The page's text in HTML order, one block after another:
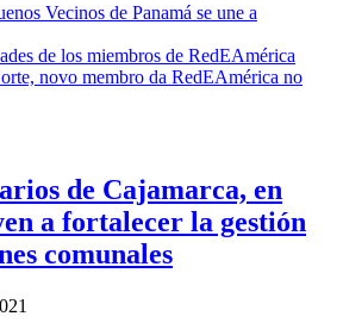
Vecinos de Panamá se une a
de los miembros de RedEAmérica
novo membro da RedEAmérica no
de Cajamarca, en
a fortalecer la gestión
comunales